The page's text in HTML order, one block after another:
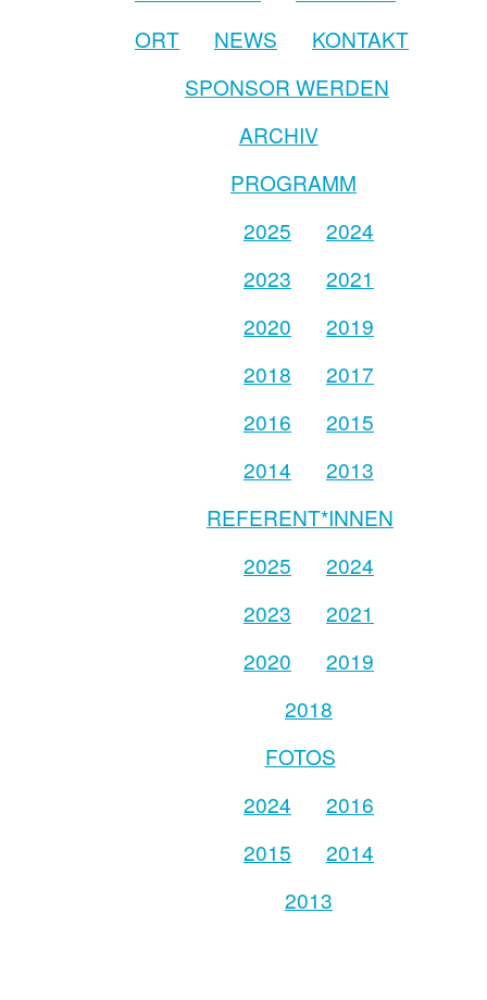
ORT
NEWS
KONTAKT
SPONSOR WERDEN
ARCHIV
PROGRAMM
2025
2024
2023
2021
2020
2019
2018
2017
2016
2015
2014
2013
REFERENT*INNEN
2025
2024
2023
2021
2020
2019
2018
FOTOS
2024
2016
2015
2014
2013